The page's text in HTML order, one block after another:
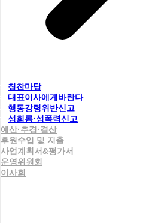
칭찬마당
대표이사에게바란다
행동강령위반신고
성희롱·성폭력신고
예산·추경·결산
후원수입 및 지출
사업계획서&평가서
운영위원회
이사회